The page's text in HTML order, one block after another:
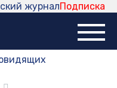
Подписка
журнал